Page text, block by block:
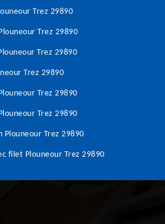
Trez 29890
Trez 29890
Trez 29890
Trez 29890
Trez 29890
Trez 29890
Plouneour Trez 29890
filet Plouneour Trez 29890